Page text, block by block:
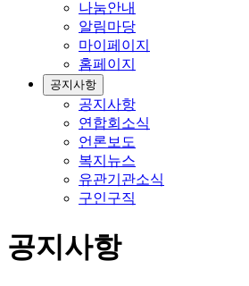
나눔안내
알림마당
마이페이지
홈페이지
공지사항
공지사항
연합회소식
언론보도
복지뉴스
유관기관소식
구인구직
공지사항